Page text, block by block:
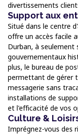
divertissements
Support aux
Situé dans le centre
offre un accès facile
Durban, à
gouvernementaux
plus, le bureau de
permettant de gérer
messagerie sans
installations de
et l'efficacité de vos
Culture &
Imprégnez-vous des